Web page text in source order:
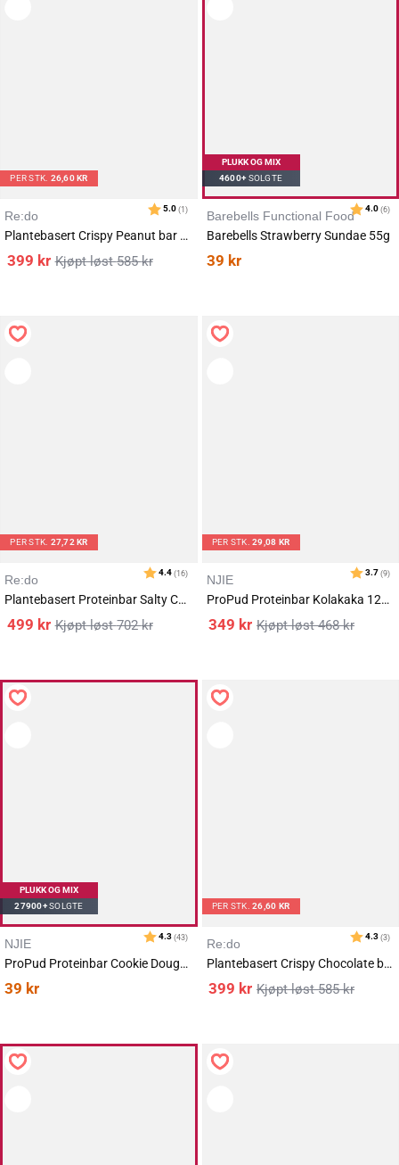
PER STK. 26,60 KR
Re:do
Plantebasert Crispy Peanut bar 15x40g
585kr
399 kr
PLUKK OG MIX
4600+SOLGTE
Barebells Functional Food
Barebells Strawberry Sundae 55g
39 kr
PER STK. 27,72 KR
Re:do
Plantebasert Proteinbar Salty Caramel 18x60g
702kr
499 kr
PER STK.29,08 KR
NJIE
ProPud Proteinbar Kolakaka 12x55g
468kr
349 kr
PLUKK OG MIX
27900+SOLGTE
NJIE
ProPud Proteinbar Cookie Dough 55g
39 kr
PER STK.26,60 KR
Re:do
Plantebasert Crispy Chocolate bar 15x40g
585kr
399 kr